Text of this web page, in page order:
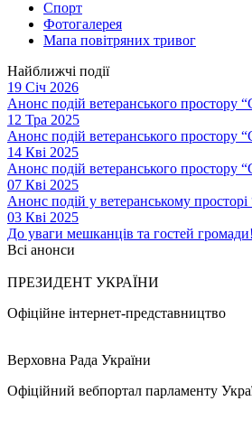
Спорт
Фотогалерея
Мапа повітряних тривог
Найближчі події
19 Січ 2026
Анонс подій ветеранського
12 Тра 2025
Анонс подій ветеранського
14 Кві 2025
Анонс подій ветеранського
07 Кві 2025
Анонс подій у ветеранському
03 Кві 2025
До уваги мешканців та гостей громади!
Всі анонси
ПРЕЗИДЕНТ УКРАЇНИ
Офіційне інтернет-представництво
Верховна Рада України
Офіційний вебпортал парламенту